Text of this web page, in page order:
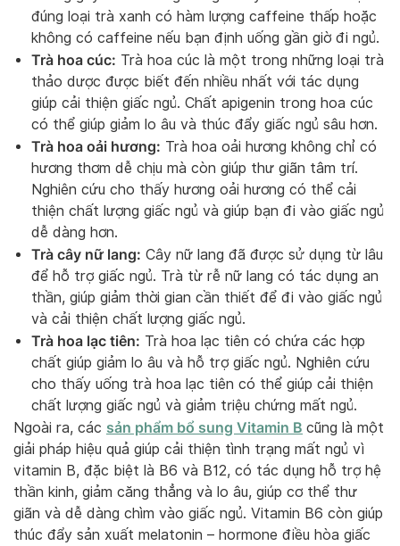
đúng loại trà xanh có hàm lượng caffeine thấp hoặc
không có caffeine nếu bạn định uống gần giờ đi ngủ.
Trà hoa cúc: Trà hoa cúc là một trong những loại trà
thảo dược được biết đến nhiều nhất với tác dụng
giúp cải thiện giấc ngủ. Chất apigenin trong hoa cúc
có thể giúp giảm lo âu và thúc đẩy giấc ngủ sâu hơn.
Trà hoa oải hương: Trà hoa oải hương không chỉ có
hương thơm dễ chịu mà còn giúp thư giãn tâm trí.
Nghiên cứu cho thấy hương oải hương có thể cải
thiện chất lượng giấc ngủ và giúp bạn đi vào giấc ngủ
dễ dàng hơn.
Trà cây nữ lang: Cây nữ lang đã được sử dụng từ lâu
để hỗ trợ giấc ngủ. Trà từ rễ nữ lang có tác dụng an
thần, giúp giảm thời gian cần thiết để đi vào giấc ngủ
và cải thiện chất lượng giấc ngủ.
Trà hoa lạc tiên: Trà hoa lạc tiên có chứa các hợp
chất giúp giảm lo âu và hỗ trợ giấc ngủ. Nghiên cứu
cho thấy uống trà hoa lạc tiên có thể giúp cải thiện
chất lượng giấc ngủ và giảm triệu chứng mất ngủ.
Ngoài ra, các sản phẩm bổ sung Vitamin B cũng là một
giải pháp hiệu quả giúp cải thiện tình trạng mất ngủ vì
vitamin B, đặc biệt là B6 và B12, có tác dụng hỗ trợ hệ
thần kinh, giảm căng thẳng và lo âu, giúp cơ thể thư
giãn và dễ dàng chìm vào giấc ngủ. Vitamin B6 còn giúp
thúc đẩy sản xuất melatonin – hormone điều hòa giấc